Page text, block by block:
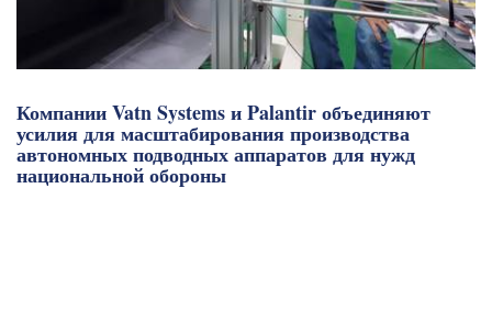
Компании Vatn Systems и Palantir объединяют
усилия для масштабирования производства
автономных подводных аппаратов для нужд
национальной обороны